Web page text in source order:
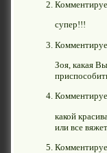
супер!!!
Зоя, какая
какой
или все